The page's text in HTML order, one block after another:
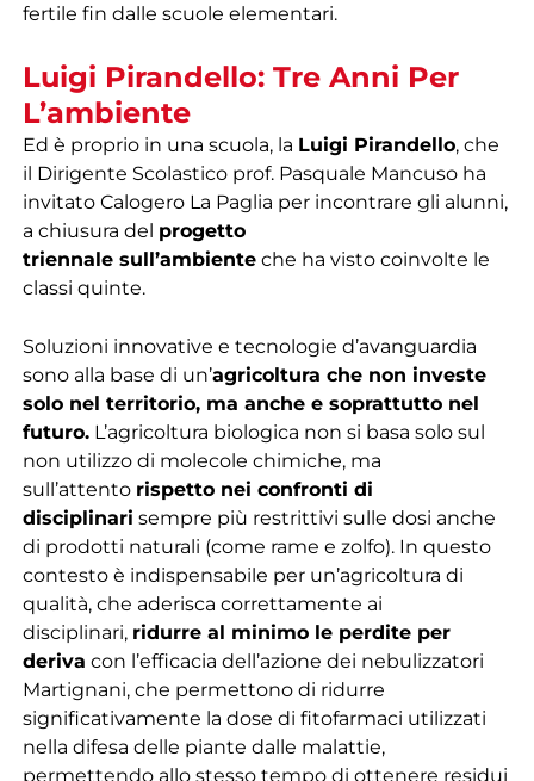
fertile fin dalle scuole elementari.
Luigi Pirandello: Tre Anni Per
L’ambiente
Ed è proprio in una scuola, la Luigi Pirandello, che
il Dirigente Scolastico prof. Pasquale Mancuso ha
invitato Calogero La Paglia per incontrare gli alunni,
a chiusura del progetto
triennale sull’ambienteche ha visto coinvolte le
classi quinte.
Soluzioni innovative e tecnologie d’avanguardia
sono alla base di un’agricoltura che non investe
solo nel territorio, ma anche e soprattutto nel
futuro.L’agricoltura biologica non si basa solo sul
non utilizzo di molecole chimiche, ma
sull’attento rispetto nei confronti di
disciplinari sempre più restrittivi sulle dosi anche
di prodotti naturali (come rame e zolfo). In questo
contesto è indispensabile per un’agricoltura di
qualità, che aderisca correttamente ai
disciplinari, ridurre al minimo le perdite per
deriva con l’efficacia dell’azione dei nebulizzatori
Martignani, che permettono di ridurre
significativamente la dose di fitofarmaci utilizzati
nella difesa delle piante dalle malattie,
permettendo allo stesso tempo di ottenere residui